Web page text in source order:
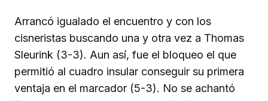
Arrancó igualado el encuentro y con los
cisneristas buscando una y otra vez a Thomas
Sleurink (3-3). Aun así, fue el bloqueo el que
permitió al cuadro insular conseguir su primera
ventaja en el marcador (5-3). No se achantó